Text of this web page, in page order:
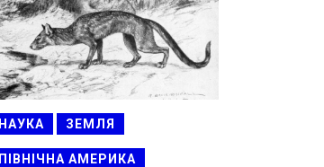
НАУКА ЗЕМЛЯ
ПІВНІЧНА АМЕРИКА